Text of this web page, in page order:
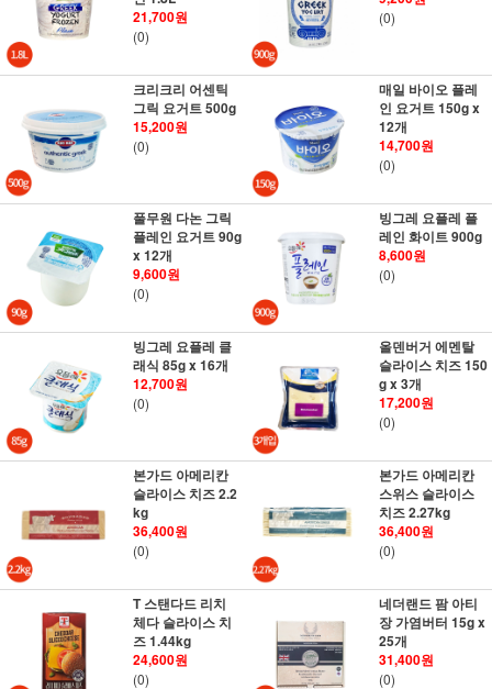
21,700원
(0)
(0)
크리크리 어센틱
그릭 요거트 500g
15,200원
(0)
매일 바이오 플레
인 요거트 150g x
12개
14,700원
(0)
풀무원 다논 그릭
플레인 요거트 90g
x 12개
9,600원
(0)
빙그레 요플레 플
레인 화이트 900g
8,600원
(0)
빙그레 요플레 클
래식 85g x 16개
12,700원
(0)
올덴버거 에멘탈
슬라이스 치즈 150
g x 3개
17,200원
(0)
본가드 아메리칸
슬라이스 치즈 2.2
kg
36,400원
(0)
본가드 아메리칸
스위스 슬라이스
치즈 2.27kg
36,400원
(0)
T 스탠다드 리치
체다 슬라이스 치
즈 1.44kg
24,600원
(0)
네더랜드 팜 아티
장 가염버터 15g x
25개
31,400원
(0)